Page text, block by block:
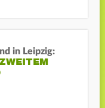
in Leipzig: